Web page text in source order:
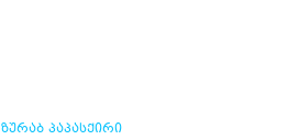
ზურაბ პაპასქირი